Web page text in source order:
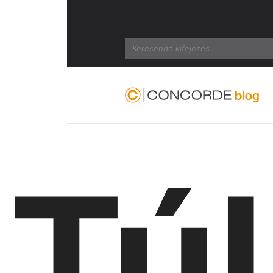
Search